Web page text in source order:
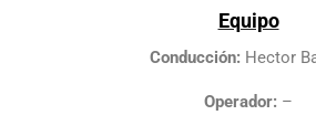
Equipo
Conducción: Hector
Operador: –